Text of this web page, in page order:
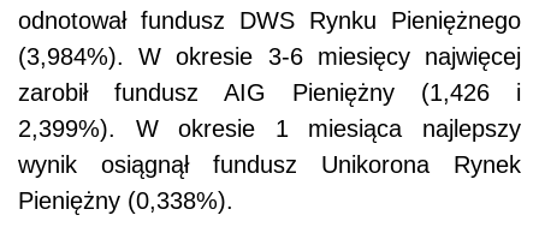
odnotował fundusz DWS Rynku Pieniężnego
(3,984%). W okresie 3-6 miesięcy najwięcej
zarobił fundusz AIG Pieniężny (1,426 i
2,399%). W okresie 1 miesiąca najlepszy
wynik osiągnął fundusz Unikorona Rynek
Pieniężny (0,338%).